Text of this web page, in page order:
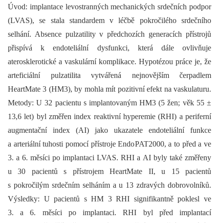
Úvod: implantace levostranných mechanických srdečních podpor
(LVAS), se stala standardem v léčbě pokročilého srdečního
selhání. Absence pulzatility v předchozích generacích přístrojů
přispívá k endoteliální dysfunkci, která dále ovlivňuje
aterosklerotické a vaskulární komplikace. Hypotézou práce je, že
arteficiální pulzatilita vytvářená nejnovějším čerpadlem
HeartMate 3 (HM3), by mohla mít pozitivní efekt na vaskulaturu.
Metody: U 32 pacientu s implantovaným HM3 (5 žen; věk 55 ±
13,6 let) byl změřen index reaktivní hyperemie (RHI) a periferní
augmentační index (AI) jako ukazatele endoteliální funkce
a arteriální tuhosti pomocí přístroje EndoPAT2000, a to před a ve
3. a 6. měsíci po implantaci LVAS. RHI a AI byly také změřeny
u 30 pacientů s přístrojem HeartMate II, u 15 pacientů
s pokročilým srdečním selháním a u 13 zdravých dobrovolníků.
Výsledky: U pacientů s HM 3 RHI signifikantně poklesl ve
3. a 6. měsíci po implantaci. RHI byl před implantací